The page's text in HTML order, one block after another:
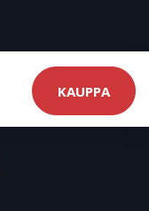
KAUPPA